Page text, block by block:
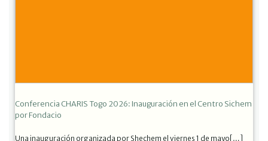
Conferencia CHARIS Togo 2026: Inauguración en el Centro Sichem
por Fondacio
Una inauguración organizada por Shechem el viernes 1 de mayo[…]